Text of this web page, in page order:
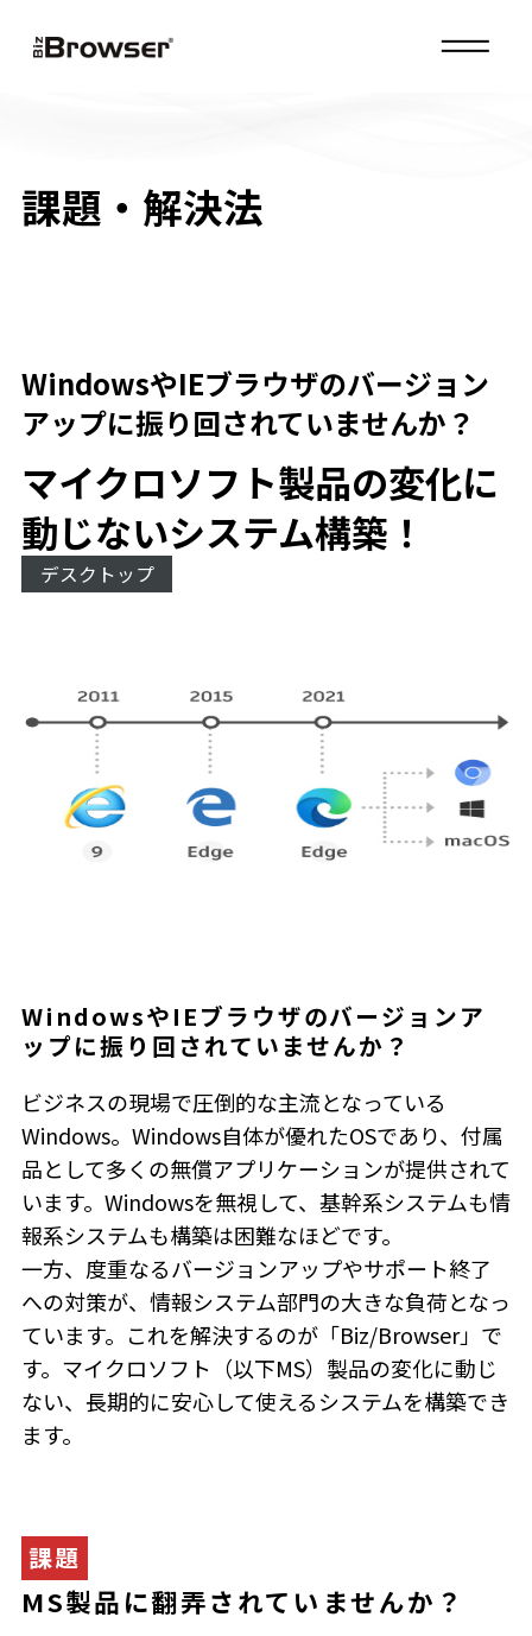
MENU
課題・解決法
WindowsやIEブラウザのバージョン
アップに振り回されていませんか？
マイクロソフト製品の変化に
動じないシステム構築！
デスクトップ
WindowsやIEブラウザのバージョンア
ップに振り回されていませんか？
ビジネスの現場で圧倒的な主流となっている
Windows。Windows自体が優れたOSであり、付属
品として多くの無償アプリケーションが提供されて
います。Windowsを無視して、基幹系システムも情
報系システムも構築は困難なほどです。
一方、度重なるバージョンアップやサポート終了
への対策が、情報システム部門の大きな負荷となっ
ています。これを解決するのが「Biz/Browser」で
す。マイクロソフト（以下MS）製品の変化に動じ
ない、長期的に安心して使えるシステムを構築でき
ます。
課題
MS製品に翻弄されていませんか？